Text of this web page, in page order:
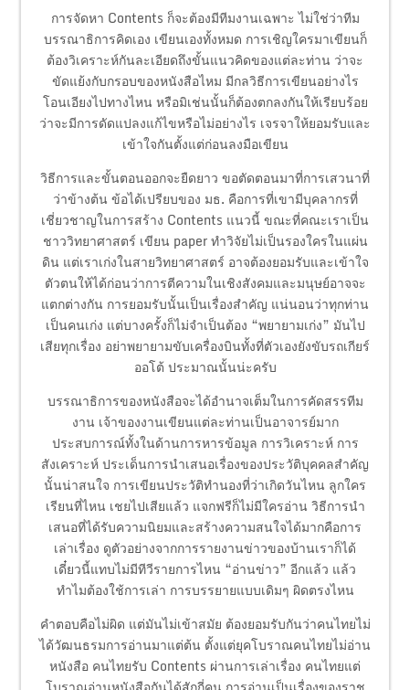
การจัดหา Contents ก็จะต้องมีทีมงานเฉพาะ ไม่ใช่ว่าทีม
บรรณาธิการคิดเอง เขียนเองทั้งหมด การเชิญใครมาเขียนก็
ต้องวิเคราะห์กันละเอียดถึงขั้นแนวคิดของแต่ละท่าน ว่าจะ
ขัดแย้งกับกรอบของหนังสือไหม มีกลวิธีการเขียนอย่างไร
โอนเอียงไปทางไหน หรือมิเช่นนั้นก็ต้องตกลงกันให้เรียบร้อย
ว่าจะมีการดัดแปลงแก้ไขหรือไม่อย่างไร เจรจาให้ยอมรับและ
เข้าใจกันตั้งแต่ก่อนลงมือเขียน
วิธีการและขั้นตอนออกจะยืดยาว ขอตัดตอนมาที่การเสวนาที่
ว่าข้างต้น ข้อได้เปรียบของ มธ. คือการที่เขามีบุคลากรที่
เชี่ยวชาญในการสร้าง Contents แนวนี้ ขณะที่คณะเราเป็น
ชาววิทยาศาสตร์ เขียน paper ทำวิจัยไม่เป็นรองใครในแผ่น
ดิน แต่เราเก่งในสายวิทยาศาสตร์ อาจต้องยอมรับและเข้าใจ
ตัวตนให้ได้ก่อนว่าการตีความในเชิงสังคมและมนุษย์อาจจะ
แตกต่างกัน การยอมรับนั้นเป็นเรื่องสำคัญ แน่นอนว่าทุกท่าน
เป็นคนเก่ง แต่บางครั้งก็ไม่จำเป็นต้อง “พยายามเก่ง” มันไป
เสียทุกเรื่อง อย่าพยายามขับเครื่องบินทั้งที่ตัวเองยังขับรถเกียร์
ออโต้ ประมาณนั้นน่ะครับ
บรรณาธิการของหนังสือจะได้อำนาจเต็มในการคัดสรรทีม
งาน เจ้าของงานเขียนแต่ละท่านเป็นอาจารย์มาก
ประสบการณ์ทั้งในด้านการหารข้อมูล การวิเคราะห์ การ
สังเคราะห์ ประเด็นการนำเสนอเรื่องของประวัติบุคคลสำคัญ
นั้นน่าสนใจ การเขียนประวัติทำนองที่ว่าเกิดวันไหน ลูกใคร
เรียนที่ไหน เชยไปเสียแล้ว แจกฟรีก็ไม่มีใครอ่าน วิธีการนำ
เสนอที่ได้รับความนิยมและสร้างความสนใจได้มากคือการ
เล่าเรื่อง ดูตัวอย่างจากการรายงานข่าวของบ้านเราก็ได้
เดี๋ยวนี้แทบไม่มีทีวีรายการไหน “อ่านข่าว” อีกแล้ว แล้ว
ทำไมต้องใช้การเล่า การบรรยายแบบเดิมๆ ผิดตรงไหน
คำตอบคือไม่ผิด แต่มันไม่เข้าสมัย ต้องยอมรับกันว่าคนไทยไม่
ได้วัฒนธรมการอ่านมาแต่ต้น ตั้งแต่ยุคโบราณคนไทยไม่อ่าน
หนังสือ คนไทยรับ Contents ผ่านการเล่าเรื่อง คนไทยแต่